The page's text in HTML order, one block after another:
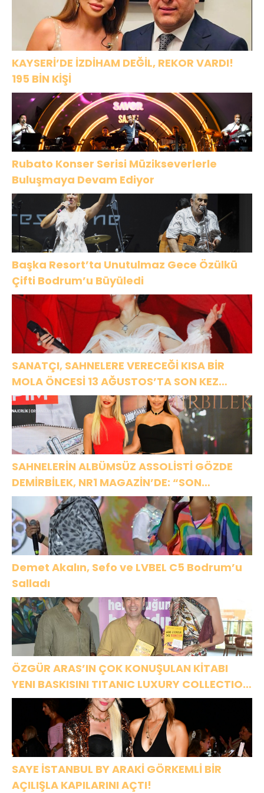
KAYSERİ’DE İZDİHAM DEĞİL, REKOR VARDI!
195 BİN KİŞİ
Rubato Konser Serisi Müzikseverlerle
Buluşmaya Devam Ediyor
Başka Resort’ta Unutulmaz Gece Özülkü
Çifti Bodrum’u Büyüledi
SANATÇI, SAHNELERE VERECEĞİ KISA BİR
MOLA ÖNCESİ 13 AĞUSTOS’TA SON KEZ
HARBİYE’DE OLACAK!
SAHNELERİN ALBÜMSÜZ ASSOLİSTİ GÖZDE
DEMİRBİLEK, NR1 MAGAZİN’DE: “SON
ASSOLİST OLARAK VAR OLACAĞIM!”
Demet Akalın, Sefo ve LVBEL C5 Bodrum’u
Salladı
ÖZGÜR ARAS’IN ÇOK KONUŞULAN KİTABI
YENI BASKISINI TITANIC LUXURY COLLECTION
BODRUM’DA KUTLADI
SAYE İSTANBUL BY ARAKİ GÖRKEMLİ BİR
AÇILIŞLA KAPILARINI AÇTI!